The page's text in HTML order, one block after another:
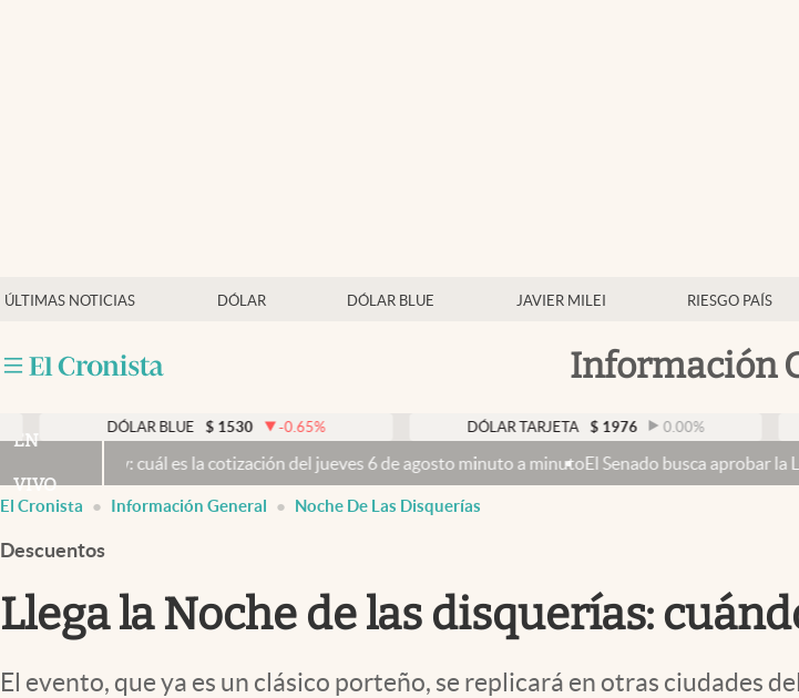
ÚLTIMAS NOTICIAS DÓLAR DÓLAR BLUE JAVIER MILEI RIESGO PAÍS
Información
Mercados Online
Otras secciones
Infotechnology
Clase
Clima
Mundial 2026
Eventos Corporativos
DÓLAR BLUE $ 1530 -0.65% DÓLAR TARJETA $ 1976 0.00%
EN
VIVO
cuál es la cotización del jueves 6 de agosto minuto a minutoEl Senado busca aprobar la Ley de
El Cronista Información General Noche De Las Disquerías
Descuentos
Llega la Noche de las disquerías:
El evento, que ya es un clásico porteño, se replicará en otras ciudades